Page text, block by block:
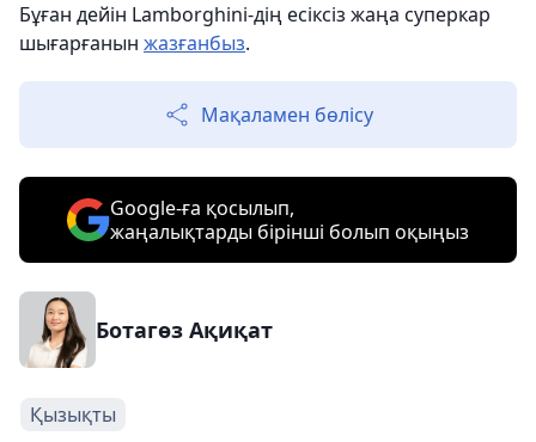
Бұған дейін Lamborghini-дің есіксіз жаңа суперкар
шығарғанын жазғанбыз.
Мақаламен бөлісу
Google-ға қосылып,
жаңалықтарды бірінші болып оқыңыз
Ботагөз Ақиқат
Қызықты